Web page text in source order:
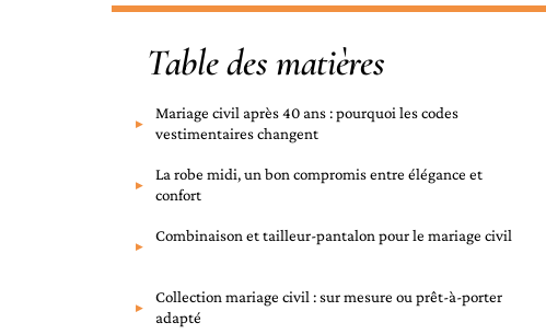
Table des matières
Mariage civil après 40 ans : pourquoi les codes
vestimentaires changent
La robe midi, un bon compromis entre élégance et
confort
Combinaison et tailleur-pantalon pour le mariage civil
Collection mariage civil : sur mesure ou prêt-à-porter
adapté